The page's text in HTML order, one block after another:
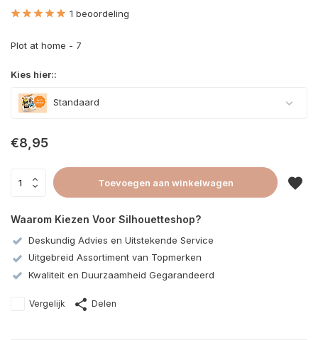
1 beoordeling
Plot at home - 7
Kies hier::
Standaard
€8,95
Toevoegen aan winkelwagen
Waarom Kiezen Voor Silhouetteshop?
Deskundig Advies en Uitstekende Service
Uitgebreid Assortiment van Topmerken
Kwaliteit en Duurzaamheid Gegarandeerd
Vergelijk Delen